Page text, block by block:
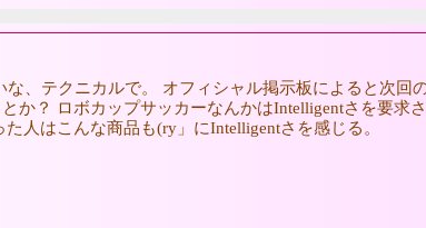
な、テクニカルで。 オフィシャル掲示板によると次
か？ ロボカップサッカーなんかはIntelligentさを要
人はこんな商品も(ry」にIntelligentさを感じる。